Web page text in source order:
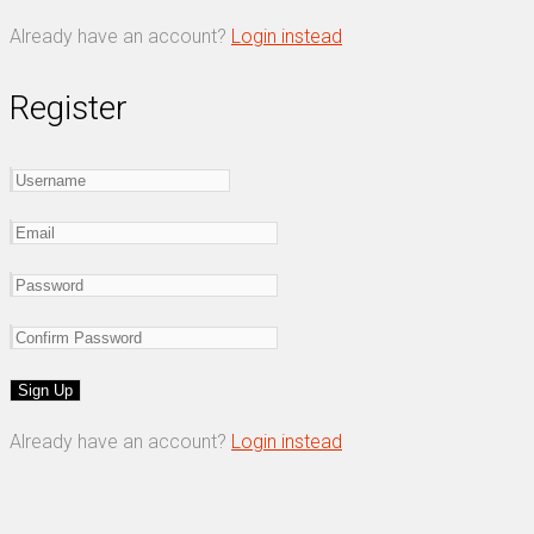
Already have an account? Login instead
Register
Already have an account? Login instead